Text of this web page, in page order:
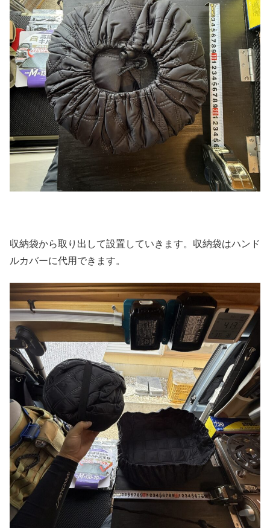
収納袋から取り出して設置していきます。収納袋はハンド
ルカバーに代用できます。